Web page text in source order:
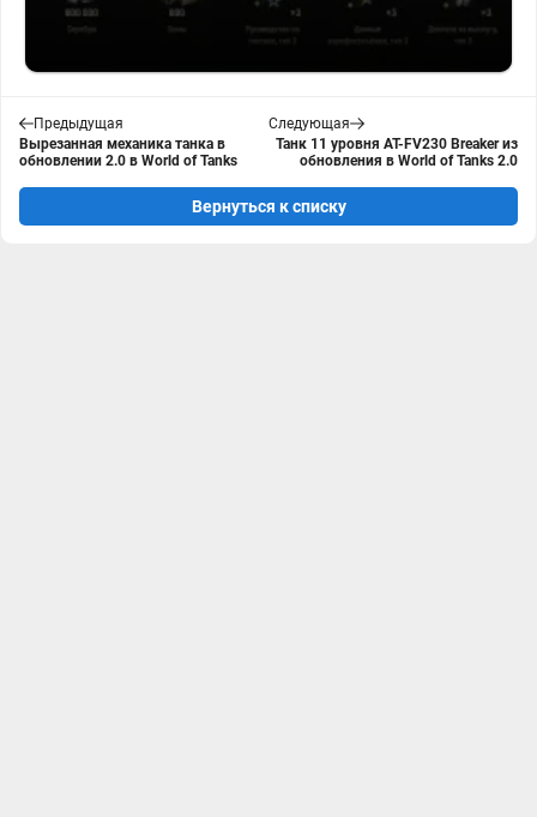
Предыдущая
Вырезанная механика танка в
обновлении 2.0 в World of Tanks
Следующая
Танк 11 уровня AT-FV230 Breaker из
обновления в World of Tanks 2.0
Вернуться к списку